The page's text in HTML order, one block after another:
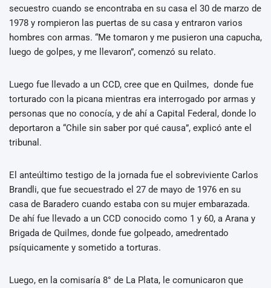
secuestro cuando se encontraba en su casa el 30 de marzo de
1978 y rompieron las puertas de su casa y entraron varios
hombres con armas. “Me tomaron y me pusieron una capucha,
luego de golpes, y me llevaron”, comenzó su relato.
Luego fue llevado a un CCD, cree que en Quilmes, donde fue
torturado con la picana mientras era interrogado por armas y
personas que no conocía, y de ahí a Capital Federal, donde lo
deportaron a “Chile sin saber por qué causa”, explicó ante el
tribunal.
El anteúltimo testigo de la jornada fue el sobreviviente Carlos
Brandli, que fue secuestrado el 27 de mayo de 1976 en su
casa de Baradero cuando estaba con su mujer embarazada.
De ahí fue llevado a un CCD conocido como 1 y 60, a Arana y
Brigada de Quilmes, donde fue golpeado, amedrentado
psíquicamente y sometido a torturas.
Luego, en la comisaría 8° de La Plata, le comunicaron que